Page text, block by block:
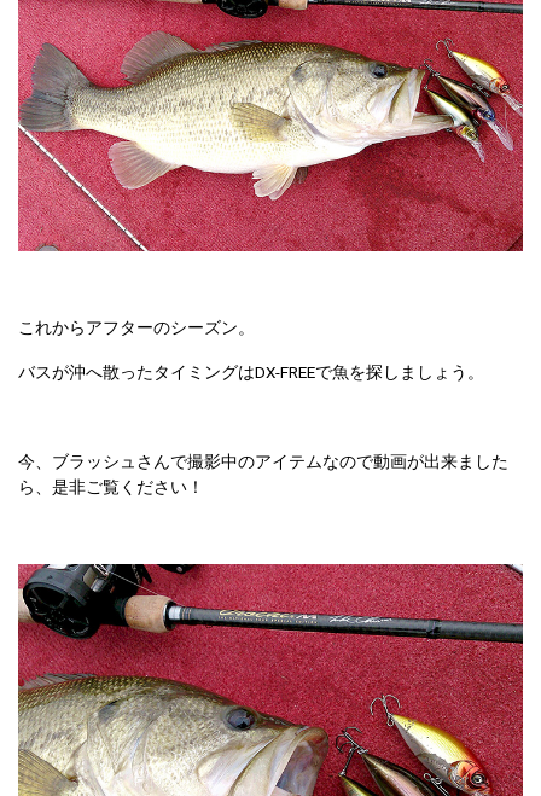
これからアフターのシーズン。
バスが沖へ散ったタイミングはDX-FREEで魚を探しましょう。
今、ブラッシュさんで撮影中のアイテムなので動画が出来ました
ら、是非ご覧ください！